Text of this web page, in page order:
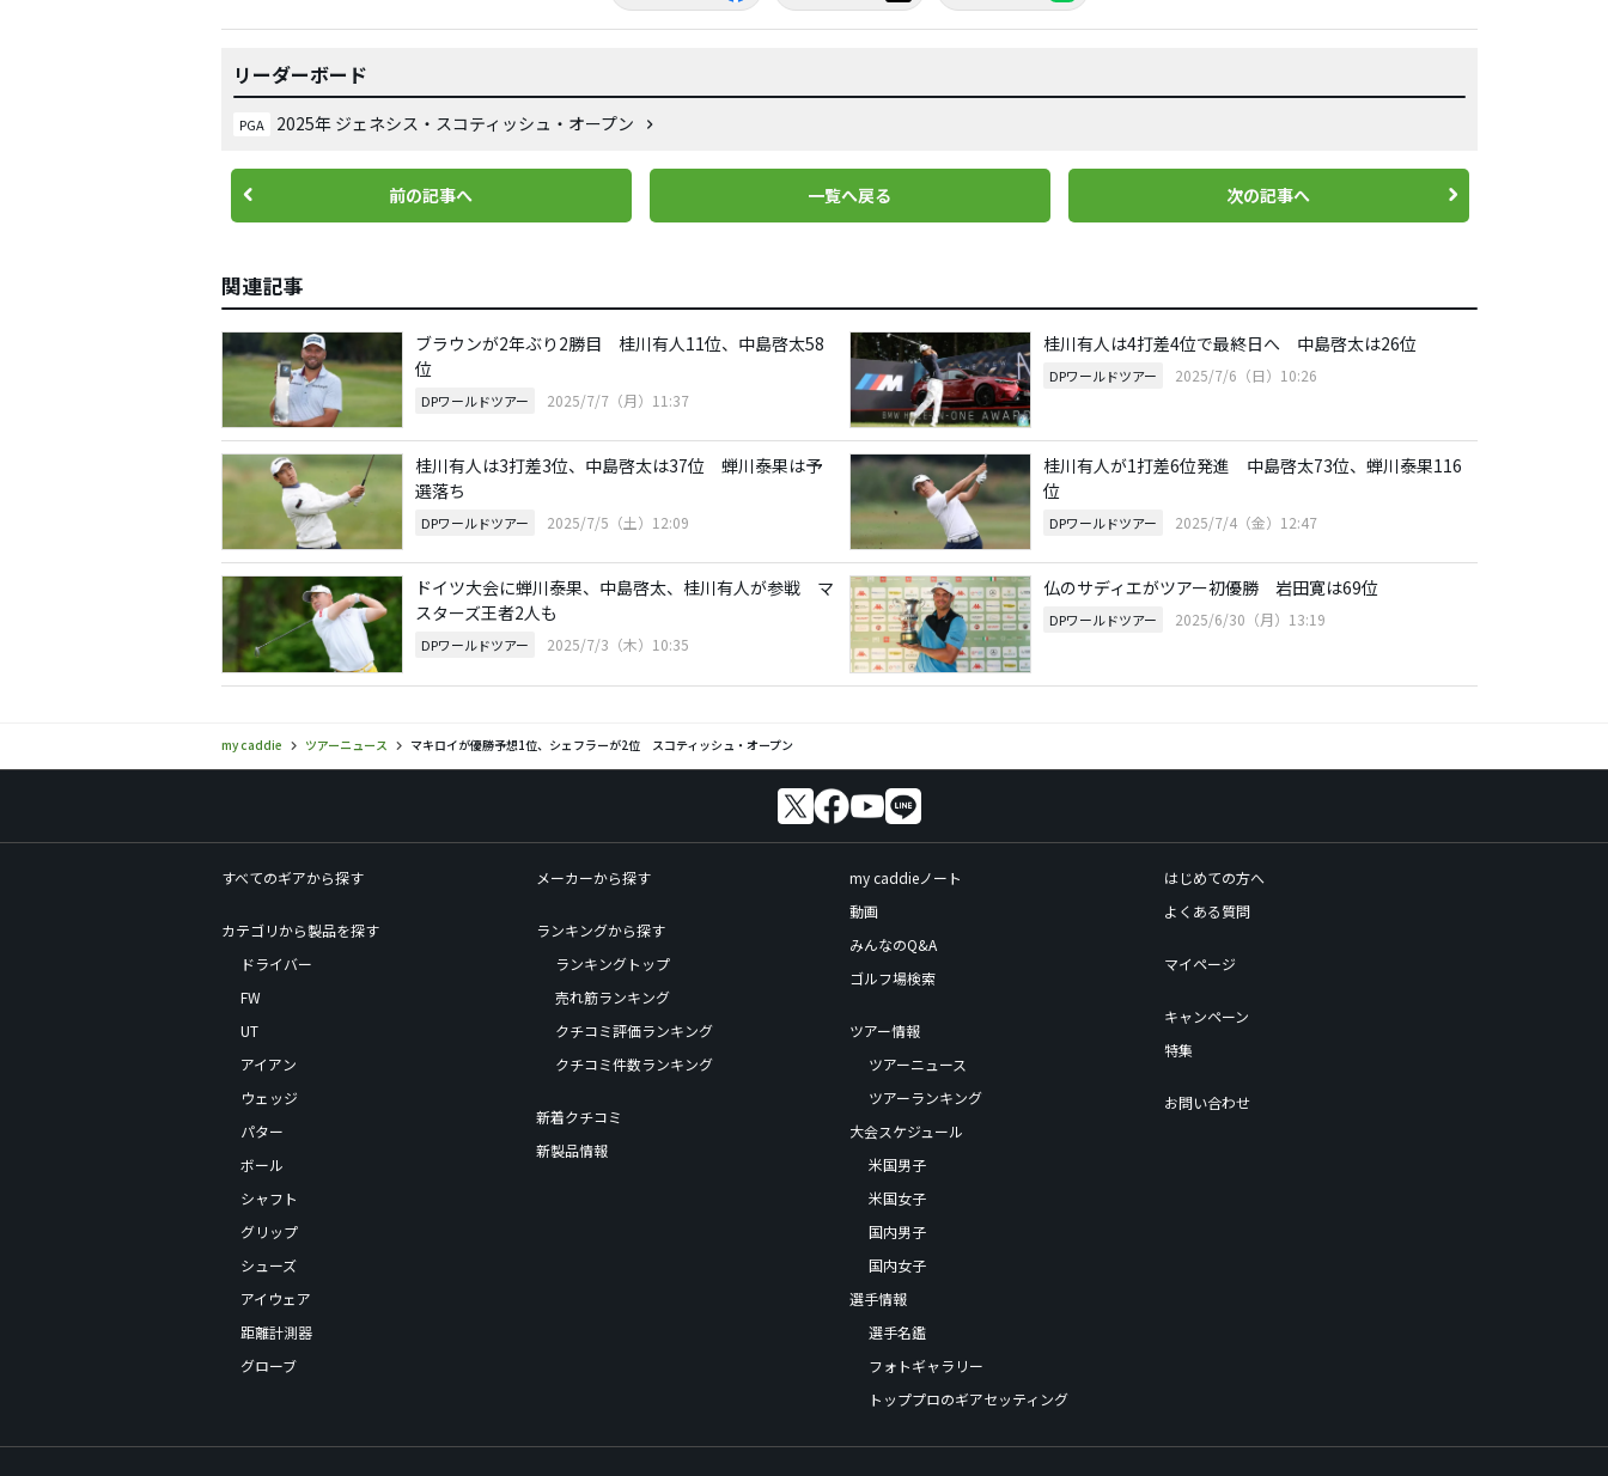
リーダーボード
PGA 2025年 ジェネシス・スコティッシュ・オープン
前の記事へ 一覧へ戻る 次の記事へ
関連記事
ブラウンが2年ぶり2勝目 桂川有人11位、中島啓太58
位
DPワールドツアー 2025/7/7（月）11:37
桂川有人は4打差4位で最終日へ 中島啓太は26位
DPワールドツアー 2025/7/6（日）10:26
桂川有人は3打差3位、中島啓太は37位 蝉川泰果は予
選落ち
DPワールドツアー 2025/7/5（土）12:09
桂川有人が1打差6位発進 中島啓太73位、蝉川泰果116
位
DPワールドツアー 2025/7/4（金）12:47
ドイツ大会に蝉川泰果、中島啓太、桂川有人が参戦 マ
スターズ王者2人も
DPワールドツアー 2025/7/3（木）10:35
仏のサディエがツアー初優勝 岩田寛は69位
DPワールドツアー 2025/6/30（月）13:19
my caddie ツアーニュース マキロイが優勝予想1位、シェフラーが2位 スコティッシュ・オープン
すべてのギアから探す
カテゴリから製品を探す
ドライバー
FW
UT
アイアン
ウェッジ
パター
ボール
シャフト
グリップ
シューズ
アイウェア
距離計測器
グローブ
メーカーから探す
ランキングから探す
ランキングトップ
売れ筋ランキング
クチコミ評価ランキング
クチコミ件数ランキング
新着クチコミ
新製品情報
my caddieノート
動画
みんなのQ&A
ゴルフ場検索
ツアー情報
ツアーニュース
ツアーランキング
大会スケジュール
米国男子
米国女子
国内男子
国内女子
選手情報
選手名鑑
フォトギャラリー
トッププロのギアセッティング
はじめての方へ
よくある質問
マイページ
キャンペーン
特集
お問い合わせ